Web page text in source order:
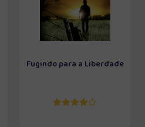
Fugindo para a Liberdade